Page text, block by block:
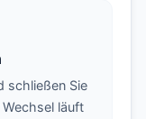
schließen Sie
läuft